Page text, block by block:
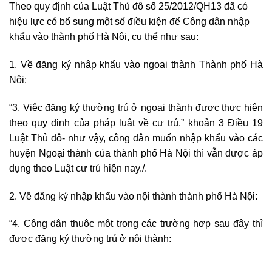
Theo quy định của Luật Thủ đô số 25/2012/QH13 đã có
hiệu lực có bổ sung một số điều kiện để Công dân nhập
khẩu vào thành phố Hà Nội, cụ thể như sau:
1. Về đăng ký nhập khẩu vào ngoại thành Thành phố Hà
Nội:
“3. Việc đăng ký thường trú ở ngoại thành được thực hiện
theo quy định của pháp luật về cư trú.” khoản 3 Điều 19
Luật Thủ đô- như vậy, công dân muốn nhập khẩu vào các
huyện Ngoại thành của thành phố Hà Nội thì vẫn được áp
dụng theo Luật cư trú hiện nay./.
2. Về đăng ký nhập khẩu vào nội thành thành phố Hà Nội:
“4. Công dân thuộc một trong các trường hợp sau đây thì
được đăng ký thường trú ở nội thành: